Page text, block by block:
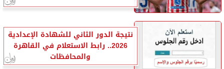
نتيجة الدور الثاني للشهادة الإعدادية
2026.. رابط الاستعلام في القاهرة
والمحافظات